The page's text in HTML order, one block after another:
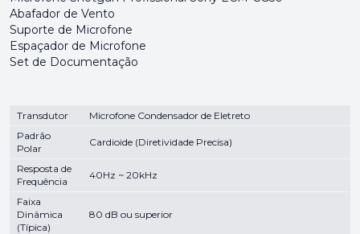
Abafador de Vento
Suporte de Microfone
Espaçador de Microfone
Set de Documentação
Transdutor
Microfone Condensador de Eletreto
Padrão
Polar
Cardioide (Diretividade Precisa)
Resposta de
Frequência
40Hz ~ 20kHz
Faixa
Dinâmica
(Típica)
80 dB ou superior